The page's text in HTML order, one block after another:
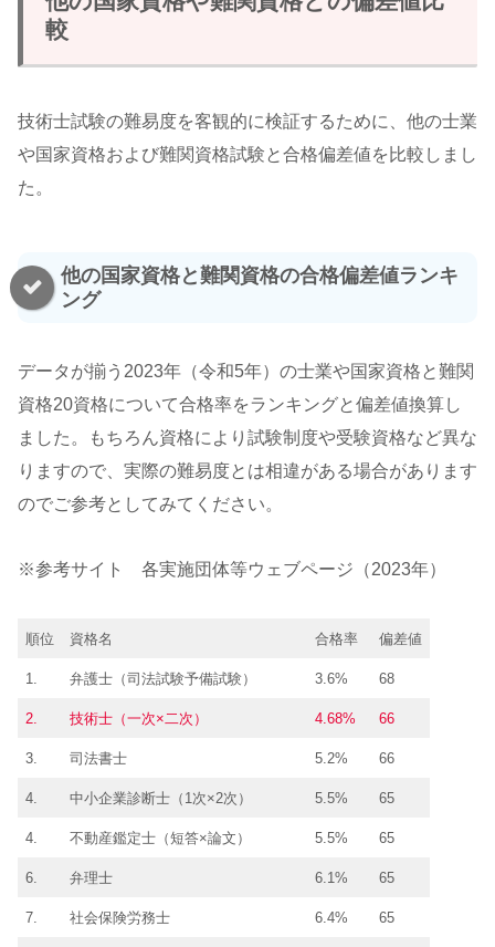
較
技術士試験の難易度を客観的に検証するために、他の士業
や国家資格および難関資格試験と合格偏差値を比較しまし
た。
他の国家資格と難関資格の合格偏差値ランキ
ング
データが揃う2023年（令和5年）の士業や国家資格と難関
資格20資格について合格率をランキングと偏差値換算し
ました。もちろん資格により試験制度や受験資格など異な
りますので、実際の難易度とは相違がある場合があります
のでご参考としてみてください。
※参考サイト 各実施団体等ウェブページ（2023年）
順位 資格名 合格率 偏差値
1. 弁護士（司法試験予備試験） 3.6% 68
2. 技術士（一次×二次） 4.68% 66
3. 司法書士 5.2% 66
4. 中小企業診断士（1次×2次） 5.5% 65
4. 不動産鑑定士（短答×論文） 5.5% 65
6. 弁理士 6.1% 65
7. 社会保険労務士 6.4% 65